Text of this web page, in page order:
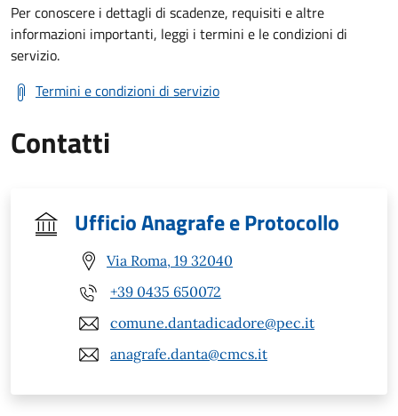
Per conoscere i dettagli di scadenze, requisiti e altre
informazioni importanti, leggi i termini e le condizioni di
servizio.
Termini e condizioni di servizio
Contatti
Ufficio Anagrafe e Protocollo
Via Roma, 19 32040
+39 0435 650072
comune.dantadicadore@pec.it
anagrafe.danta@cmcs.it